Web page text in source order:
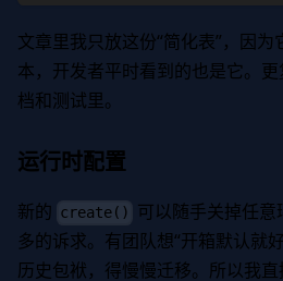
文章里我只放这份“简化表”，因为
本，开发者平时看到的也是它。
档和测试里。
运行时配置
新的 create()
可以随手关掉任
多的诉求。有团队想“开箱默认就
历史包袱，得慢慢迁移。所以我